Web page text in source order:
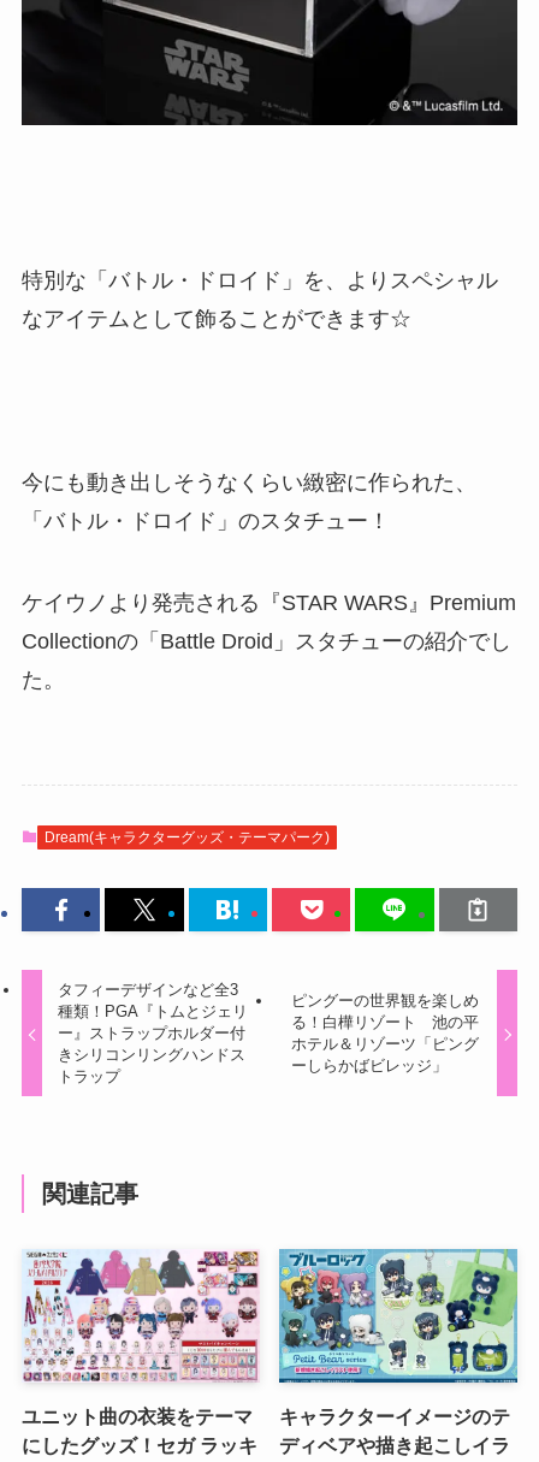
特別な「バトル・ドロイド」を、よりスペシャル
なアイテムとして飾ることができます☆
今にも動き出しそうなくらい緻密に作られた、
「バトル・ドロイド」のスタチュー！
ケイウノより発売される『STAR WARS』Premium
Collectionの「Battle Droid」スタチューの紹介でし
た。
Dream(キャラクターグッズ・テーマパーク)
タフィーデザインなど全3
種類！PGA『トムとジェリ
ー』ストラップホルダー付
きシリコンリングハンドス
トラップ
ピングーの世界観を楽しめ
る！白樺リゾート 池の平
ホテル＆リゾーツ「ピング
ーしらかばビレッジ」
関連記事
ユニット曲の衣装をテーマ
にしたグッズ！セガ ラッキ
キャラクターイメージのテ
ディベアや描き起こしイラ